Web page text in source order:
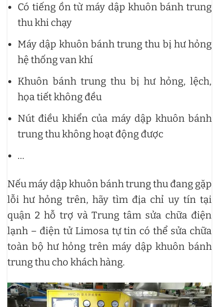
Có tiếng ồn từ máy dập khuôn bánh trung
thu khi chạy
Máy dập khuôn bánh trung thu bị hư hỏng
hệ thống van khí
Khuôn bánh trung thu bị hư hỏng, lệch,
họa tiết không đều
Nút điều khiển của máy dập khuôn bánh
trung thu không hoạt động được
…
Nếu máy dập khuôn bánh trung thu đang gặp
lỗi hư hỏng trên, hãy tìm địa chỉ uy tín tại
quận 2 hỗ trợ và Trung tâm sửa chữa điện
lạnh – điện tử Limosa tự tin có thể sửa chữa
toàn bộ hư hỏng trên máy dập khuôn bánh
trung thu cho khách hàng.